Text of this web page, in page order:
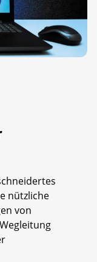
nützliche
von